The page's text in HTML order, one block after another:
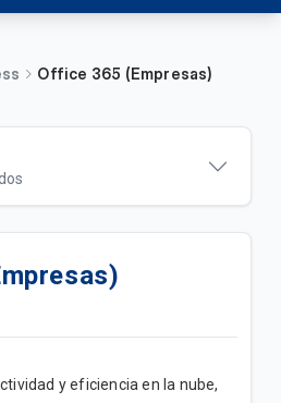
Office 365 (Empresas)
TV Lite Plus | B2B
+ TV Lite | B2B
Internet Lite+ | B2B
Lite | B2B
y eficiencia en la nube,